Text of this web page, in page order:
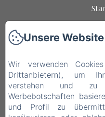
Unsere
Wir verwenden
Drittanbietern), um
verstehen und
Werbebotschaften
und Profil zu